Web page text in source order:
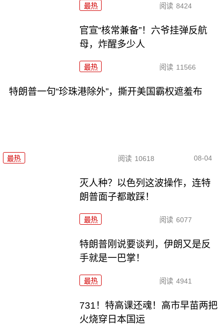
最热 阅读 8424
官宣“核常兼备”！六爷挂弹反航
母，炸醒多少人
最热 阅读 11566
特朗普一句“珍珠港除外”，撕开美国霸权遮羞布
最热 阅读 10618 08-04
灭人种？以色列这波操作，连特
朗普面子都敢踩！
最热 阅读 6077
特朗普刚说要谈判，伊朗又是反
手就是一巴掌！
最热 阅读 4941
731！特高课还魂！高市早苗两把
火烧穿日本国运